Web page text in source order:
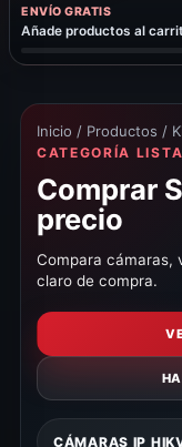
productos
ENVÍO GRATIS
Añade productos al
Inicio / Productos /
CATEGORÍA
Comprar
precio
Compara cámaras,
claro de compra.
CÁMARAS IP